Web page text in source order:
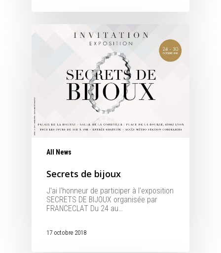
All News
Secrets de bijoux
J'ai l'honneur de participer à l'exposition
SECRETS DE BIJOUX organisée par
FRANCECLAT Du 24 au…
17 octobre 2018